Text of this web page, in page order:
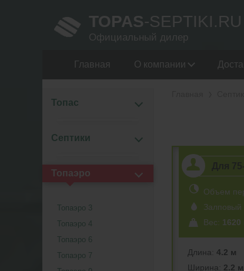
TOPAS-SEPTIKI.RU
Официальный дилер
Главная О компании
Топас
Септики
Топаэро
Топаэро 3
Топаэро 4
Топаэро 6
Топаэро 7
Объем
Залповый
Вес: 1620
Длина: 4.2 м
Ширина: 2.2 м